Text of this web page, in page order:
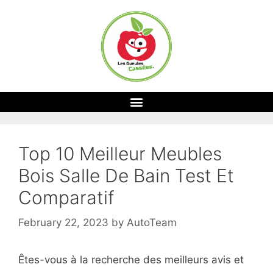
Top 10 Meilleur Meubles
Bois Salle De Bain Test Et
Comparatif
February 22, 2023 by AutoTeam
Êtes-vous à la recherche des meilleurs avis et